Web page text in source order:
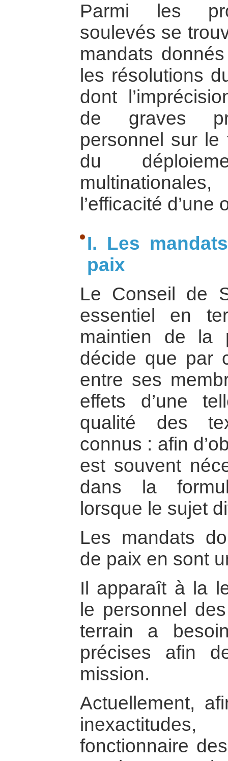
Parmi les
soulevés se
mandats
les résolutions
dont
de graves
personnel sur le
du
l’efficacité d’une
I. Les
paix
Le Conseil de
essentiel en
maintien de la
décide que par
entre ses
effets d’une
qualité des
connus : afin
est souvent
dans la
lorsque le sujet
Les mandats
de paix en sont
Il apparaît à la
le personnel
terrain a
précises afin
mission.
Actuellement,
fonctionnaire